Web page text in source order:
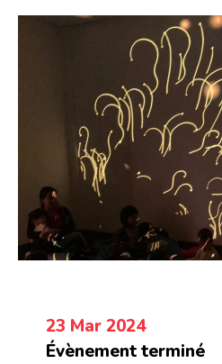
23 Mar 2024
Évènement terminé